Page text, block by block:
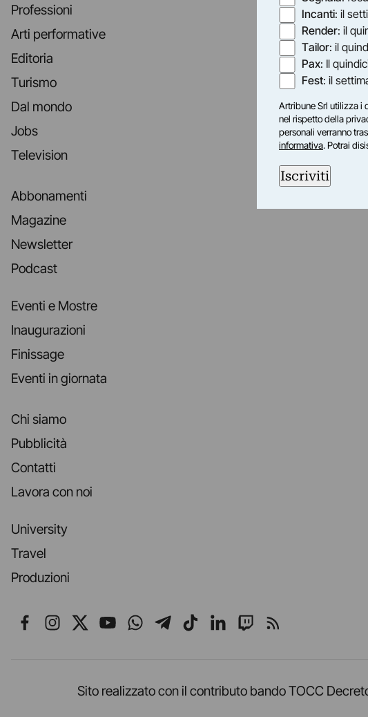
Professioni
Arti performative
Editoria
Turismo
Dal mondo
Jobs
Television
Abbonamenti
Magazine
Newsletter
Podcast
Eventi e Mostre
Inaugurazioni
Finissage
Eventi in giornata
Chi siamo
Pubblicità
Contatti
Lavora con noi
University
Travel
Produzioni
Seguici su Facebook
Seguici su Instagram
Seguici su X
Seguici su YouTube
Seguici su WhatsApp
Seguici su Telegram
Seguici su TikTok
Seguici su LinkedIn
Seguici su Twitch
Seguici su
Sito realizzato con il contributo bando TOCC
Incanti: il
Render: il
Tailor: il
Pax: Il
Fest: il
Artribune Srl utilizza i
nel rispetto della
personali verranno
informativa. Potrai
Iscriviti